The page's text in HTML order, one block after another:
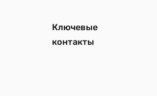
Ключевые
контакты